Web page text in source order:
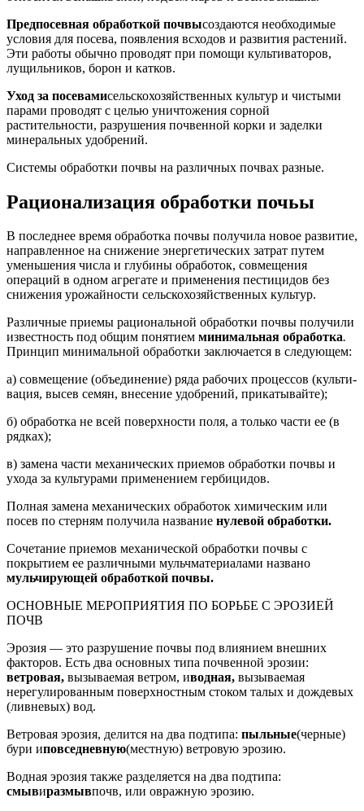
Предпосевная обработкой почвысоздаются необходимые
условия для посева, появления всходов и развития растений.
Эти работы обычно проводят при помощи культиваторов,
лущильников, борон и катков.
Уход за посевамисельскохозяйственных культур и чистыми
парами проводят с целью уничтожения сорной
растительности, разру­шения почвенной корки и заделки
минеральных удобрений.
Системы обработки почвы на различных почвах разные.
Рационализация обработки почьы
В последнее время обработка почвы получила новое развитие,
направленное на снижение энергетических затрат путем
уменьшения числа и глубины обработок, совмещения
операций в одном агрегате и применения пестицидов без
снижения урожайности сельскохозяй­ственных культур.
Различные приемы рациональной обработки почвы получили
из­вестность под общим понятием минимальная обработка.
Принцип минимальной обработки заключается в следующем:
а) совмещение (объединение) ряда рабочих процессов (культи­
вация, высев семян, внесение удобрений, прикатывайте);
б) обработка не всей поверхности поля, а только части ее (в
рядках);
в) замена части механических приемов обработки почвы и
ухода за культурами применением гербицидов.
Полная замена механических обработок химическим или
посев по стерням получила название нулевой обработки.
Сочетание приемов механической обра­ботки почвы с
покрытием ее различными мульчматериалами названо
мульчирующей обработкой почвы.
ОСНОВНЫЕ МЕРОПРИЯТИЯ ПО БОРЬБЕ С ЭРОЗИЕЙ
ПОЧВ
Эрозия — это разрушение почвы под влиянием внешних
факто­ров. Есть два основных типа почвенной эрозии:
ветровая, вызываемая ветром, иводная, вызываемая
нерегулированным поверхностным сто­ком талых и дождевых
(ливневых) вод.
Ветровая эрозия, делится на два подтипа: пыльные(черные)
бури иповседневную(местную) вет­ровую эрозию.
Водная эрозия также разделяется на два подтипа:
смывиразмывпочв, или овражную эрозию.